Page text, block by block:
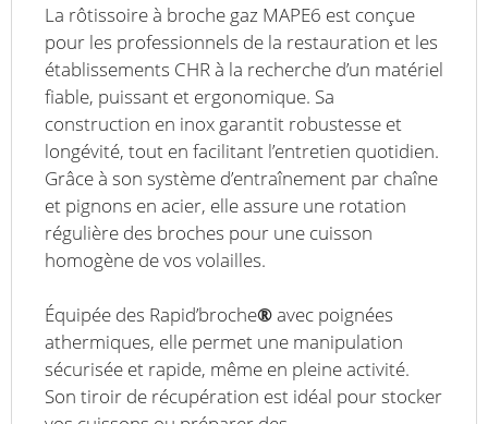
La rôtissoire à broche gaz MAPE6 est conçue
pour les professionnels de la restauration et les
établissements CHR à la recherche d’un matériel
fiable, puissant et ergonomique. Sa
construction en inox garantit robustesse et
longévité, tout en facilitant l’entretien quotidien.
Grâce à son système d’entraînement par chaîne
et pignons en acier, elle assure une rotation
régulière des broches pour une cuisson
homogène de vos volailles.
Équipée des Rapid’broche®avec poignées
athermiques, elle permet une manipulation
sécurisée et rapide, même en pleine activité.
Son tiroir de récupération est idéal pour stocker